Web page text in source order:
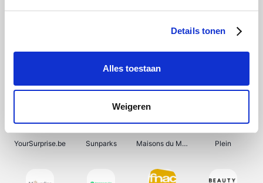
Details tonen
Alles toestaan
Weigeren
Shein Bergfreunde Pazzox Smartwatchbanden
YourSurprise.be Sunparks Maisons du Monde Plein